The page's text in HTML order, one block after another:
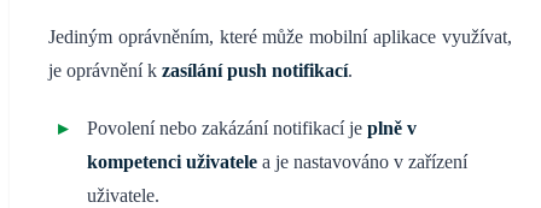
Jediným oprávněním, které může mobilní aplikace využívat,
je oprávnění k zasílání push notifikací.
Povolení nebo zakázání notifikací je plně v
kompetenci uživatele a je nastavováno v zařízení
uživatele.